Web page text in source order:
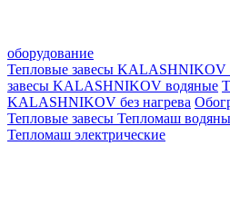
оборудование
Тепловые завесы KALASHNIKOV
завесы KALASHNIKOV водяные
KALASHNIKOV без нагрева
Тепловые завесы Тепломаш
Тепломаш электрические